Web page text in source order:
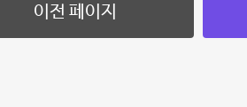
이전 페이지